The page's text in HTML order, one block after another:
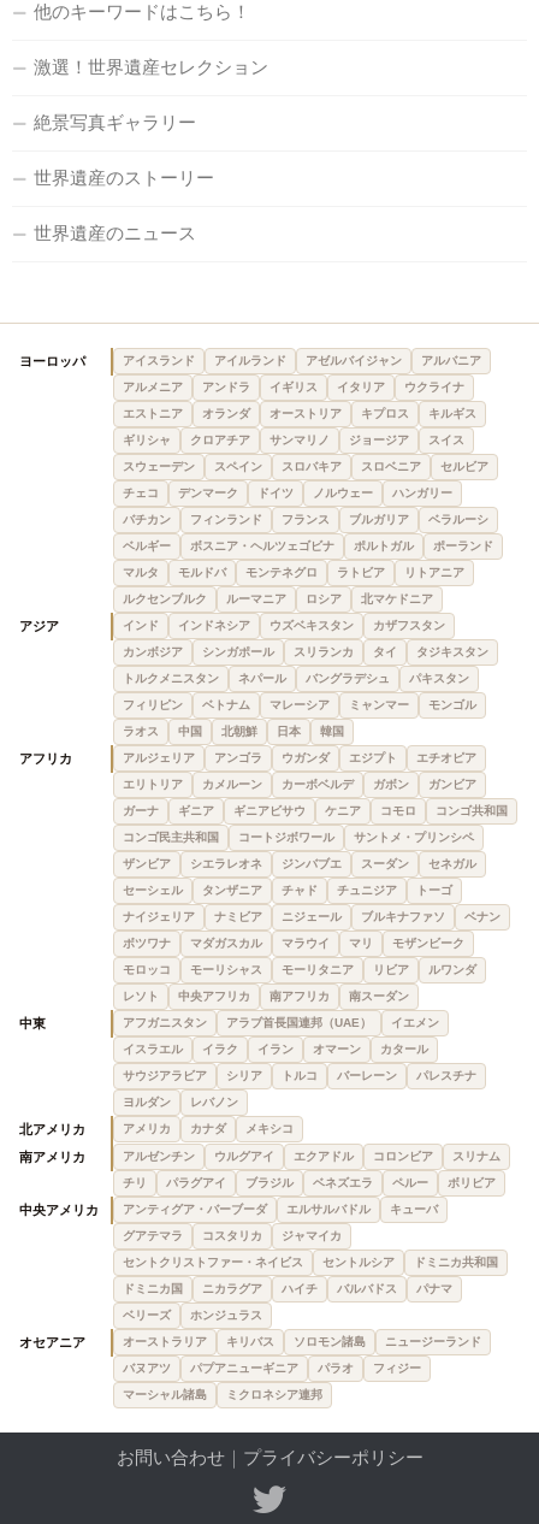
他のキーワードはこちら！
激選！世界遺産セレクション
絶景写真ギャラリー
世界遺産のストーリー
世界遺産のニュース
ヨーロッパ アイスランド アイルランド アゼルバイジャン
アルバニア
アルメニア
アンドラ イギリス イタリア
ウクライナ
エストニア
オランダ オーストリア キプロス
キルギス
ギリシャ
クロアチア サンマリノ ジョージア
スイス
スウェーデン
スペイン スロバキア スロベニア
セルビア
チェコ
デンマーク ドイツ ノルウェー
ハンガリー
バチカン
フィンランド フランス ブルガリア
ベラルーシ
ベルギー
ボスニア・ヘルツェゴビナ ポルトガル
ポーランド
マルタ
モルドバ モンテネグロ ラトビア
リトアニア
ルクセンブルク
ルーマニア ロシア 北マケドニア
アジア インド インドネシア ウズベキスタン
カザフスタン
カンボジア
シンガポール スリランカ タイ
タジキスタン
トルクメニスタン
ネパール バングラデシュ
パキスタン
フィリピン
ベトナム マレーシア ミャンマー
モンゴル
ラオス
中国 北朝鮮 日本 韓国
アフリカ アルジェリア アンゴラ ウガンダ エジプト
エチオピア
エリトリア
カメルーン カーボベルデ ガボン
ガンビア
ガーナ
ギニア ギニアビサウ ケニア コモロ
コンゴ共和国
コンゴ民主共和国
コートジボワール
サントメ・プリンシペ
ザンビア
シエラレオネ ジンバブエ スーダン
セネガル
セーシェル
タンザニア チャド チュニジア
トーゴ
ナイジェリア
ナミビア ニジェール ブルキナファソ
ベナン
ボツワナ
マダガスカル マラウイ マリ
モザンビーク
モロッコ
モーリシャス モーリタニア リビア
ルワンダ
レソト
中央アフリカ 南アフリカ 南スーダン
中東 アフガニスタン アラブ首長国連邦（UAE）
イエメン
イスラエル
イラク イラン オマーン
カタール
サウジアラビア
シリア トルコ バーレーン
パレスチナ
ヨルダン
レバノン
北アメリカ アメリカ カナダ メキシコ
南アメリカ アルゼンチン ウルグアイ エクアドル コロンビア
スリナム
チリ
パラグアイ ブラジル ベネズエラ ペルー ボリビア
中央アメリカ アンティグア・バーブーダ エルサルバドル
キューバ
グアテマラ
コスタリカ
ジャマイカ
セントクリストファー・ネイビス
セントルシア
ドミニカ共和国
ドミニカ国
ニカラグア ハイチ バルバドス
パナマ
ベリーズ
ホンジュラス
オセアニア オーストラリア キリバス ソロモン諸島
ニュージーランド
バヌアツ
パプアニューギニア パラオ
フィジー
マーシャル諸島
ミクロネシア連邦
お問い合わせ｜ プライバシーポリシー